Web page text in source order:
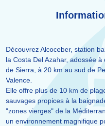
Découvrez Alcoceber, station
la Costa Del Azahar, adossée
de Sierra, à 20 km au sud de
Valence.
Elle offre plus de 10 km de
sauvages propices à la
"zones vierges" de la
un environnement magnifique